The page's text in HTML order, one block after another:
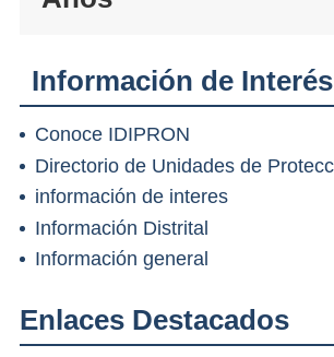
Información de Interés
Conoce IDIPRON
Directorio de Unidades de
información de interes
Información Distrital
Información general
Enlaces Destacados